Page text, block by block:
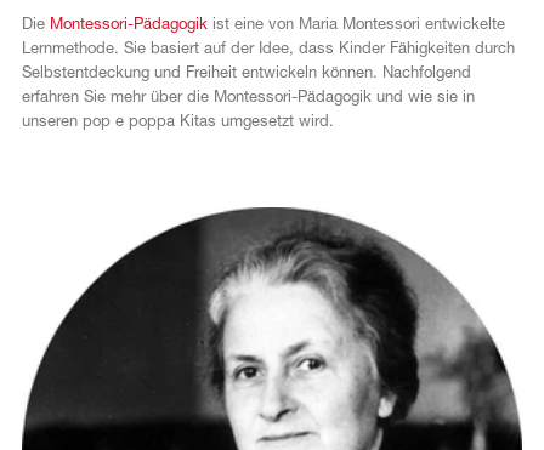
Die Montessori-Pädagogikist eine von Maria Montessori entwickelte
Lernmethode. Sie basiert auf der Idee, dass Kinder Fähigkeiten durch
Selbstentdeckung und Freiheit entwickeln können. Nachfolgend
erfahren Sie mehr über die Montessori-Pädagogik und wie sie in
unseren pop e poppa Kitas umgesetzt wird.